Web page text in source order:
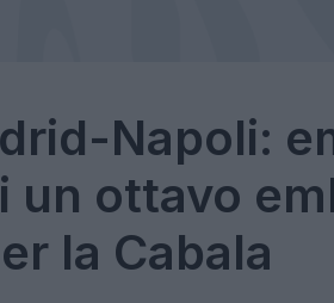
Napoli:
un ottavo
la Cabala